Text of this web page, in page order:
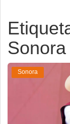
Edición Impresa
Sonora
Sonora